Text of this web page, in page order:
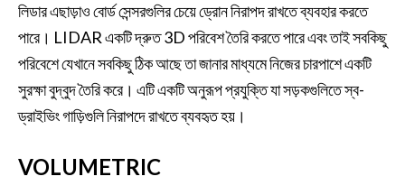
লিডার এছাড়াও বোর্ড সেন্সরগুলির চেয়ে ড্রোন নিরাপদ রাখতে ব্যবহার করতে
পারে। LIDAR একটি দ্রুত 3D পরিবেশ তৈরি করতে পারে এবং তাই সবকিছু
পরিবেশে যেখানে সবকিছু ঠিক আছে তা জানার মাধ্যমে নিজের চারপাশে একটি
সুরক্ষা বুদ্বুদ তৈরি করে। এটি একটি অনুরূপ প্রযুক্তি যা সড়কগুলিতে স্ব-
ড্রাইভিং গাড়িগুলি নিরাপদে রাখতে ব্যবহৃত হয়।
VOLUMETRIC